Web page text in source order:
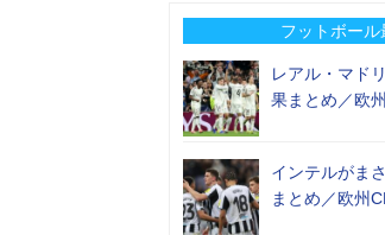
フットボール
レアル・マド
果まとめ／欧州
インテルがま
まとめ／欧州